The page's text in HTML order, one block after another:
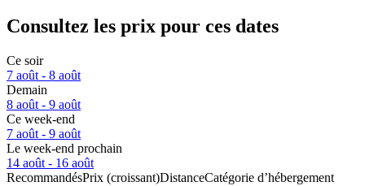
Consultez les prix pour ces dates
Ce soir
7 août - 8 août
Demain
8 août - 9 août
Ce week-end
7 août - 9 août
Le week-end prochain
14 août - 16 août
RecommandésPrix (croissant)DistanceCatégorie d’hébergement